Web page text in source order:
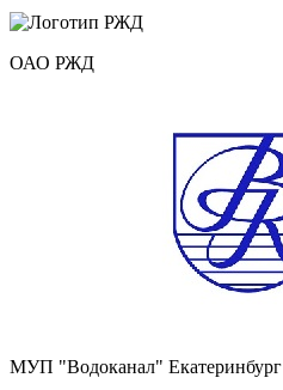
ОАО РЖД
МУП "Водоканал" Екатеринбург